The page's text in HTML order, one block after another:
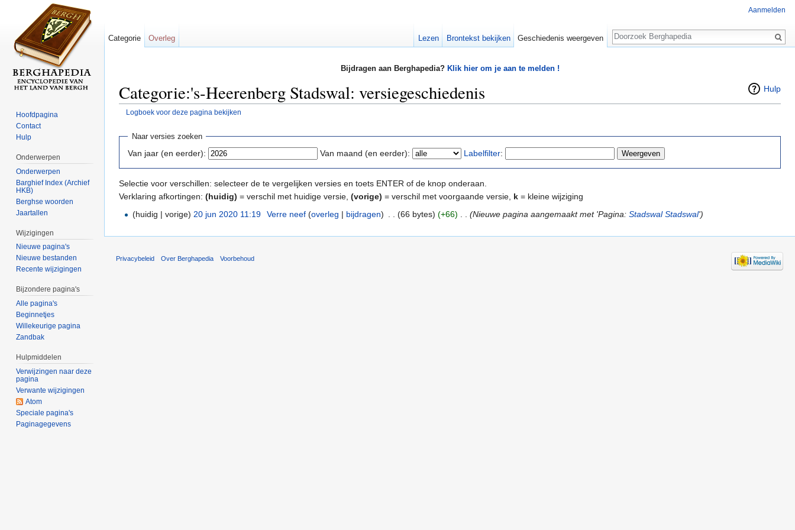
Bijdragen aan Berghapedia? Klik hier om je aan te melden !
Hulp
Categorie:'s-Heerenberg Stadswal: versiegeschiedenis
Logboek voor deze pagina bekijken
Naar versies zoeken
Van jaar (en eerder): Van maand (en eerder): Labelfilter:
Selectie voor verschillen: selecteer de te vergelijken versies en toets ENTER of de knop onderaan.
Verklaring afkortingen: (huidig) = verschil met huidige versie, (vorige) = verschil met voorgaande versie, k = kleine wijziging
(huidig | vorige) 20 jun 2020 11:19 Verre neef (overleg | bijdragen) (66 bytes) (+66) (Nieuwe pagina aangemaakt met 'Pagina: Stadswal Stadswal')
Aanmelden
Categorie Overleg Lezen Brontekst bekijken Geschiedenis weergeven
Zoeken
Hoofdpagina
Contact
Hulp
Onderwerpen
Onderwerpen
Barghief Index (Archief
HKB)
Berghse woorden
Jaartallen
Wijzigingen
Nieuwe pagina's
Nieuwe bestanden
Recente wijzigingen
Bijzondere pagina's
Alle pagina's
Beginnetjes
Willekeurige pagina
Zandbak
Hulpmiddelen
Verwijzingen naar deze
pagina
Verwante wijzigingen
Atom
Speciale pagina's
Paginagegevens
Privacybeleid Over Berghapedia Voorbehoud